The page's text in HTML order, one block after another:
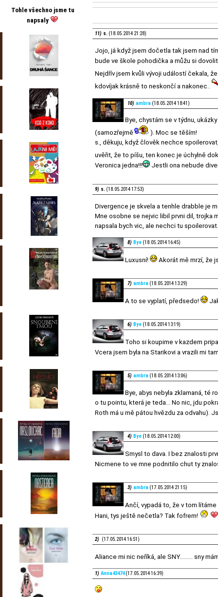
Tohle všechno jsme tu
napsaly
11) s. (18.05.2014 21:28)
Jojo, já když jsem dočetla tak jsem nad
bude ve škole pohodička a můžu si
Nejdřív jsem kvůli vývoji událostí čekala,
kdovíjak krásně to neskončí a nakonec..
10) ambra (18.05.2014 18:41)
Bye, chystám se v týdnu,
(samozřejmě
). Moc se těším!
s., děkuju, když člověk nechce
uvěřit, že to píšu, ten konec je úchylně
Veronica jedna!!!
Jestli ona nebude
9) s. (18.05.2014 17:53)
Divergence je skvela a tenhle drabble je
Mne osobne se nejvic libil prvni dil, trojka
napsala bych vic, ale nechci tu
8) Bye (18.05.2014 16:45)
Luxusní! Akorát mě mrzí, že
7) ambra (18.05.2014 13:29)
A to se vyplatí, předsedo!
6) Bye (18.05.2014 13:19)
Toho si koupime v kazdem
Vcera jsem byla na Starikovi a vrazili mi
5) ambra (18.05.2014 13:06)
Bye, abys nebyla zklamaná, té
o tu pointu, která je teda... No nic, jdu
Roth má u mě pátou hvězdu za odvahu).
4) Bye (18.05.2014 12:00)
Smysl to dava. I bez znalosti
Nicmene to ve mne podnitilo chut ty
3) ambra (17.05.2014 21:15)
Ančí, vypadá to, že v tom
Hani, tys ještě nečetla? Tak fofrem!
2) (17.05.2014 16:51)
Aliance mi nic neříká, ale SNY......... sny
1) Anna43474(17.05.2014 16:39)